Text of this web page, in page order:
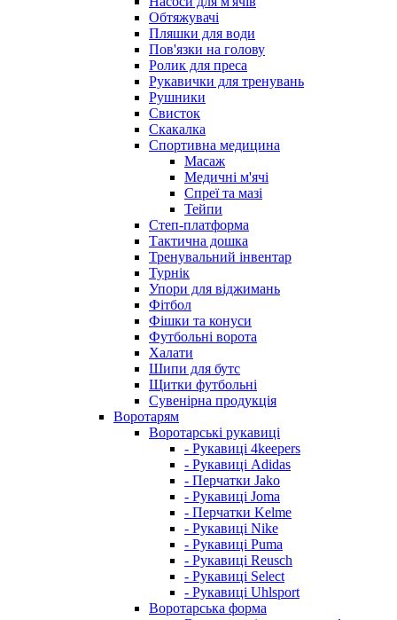
Обтяжувачі
Пляшки для води
Пов'язки на голову
Ролик для преса
Рукавички для тренувань
Рушники
Свисток
Скакалка
Спортивна медицина
Масаж
Медичні м'ячі
Спреї та мазі
Тейпи
Степ-платформа
Тактична дошка
Тренувальний інвентар
Турнік
Упори для віджимань
Фітбол
Фішки та конуси
Футбольні ворота
Халати
Шипи для бутс
Щитки футбольні
Сувенірна продукція
Воротарям
Воротарські рукавиці
- Рукавиці 4keepers
- Рукавиці Adidas
- Перчатки Jako
- Рукавиці Joma
- Перчатки Kelme
- Рукавиці Nike
- Рукавиці Puma
- Рукавиці Reusch
- Рукавиці Select
- Рукавиці Uhlsport
Воротарська форма